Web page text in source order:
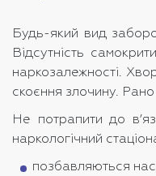
Будь-який вид
Відсутність
наркозалежності.
скоєння злочину.
Не потрапити до
наркологічний
позбавляються